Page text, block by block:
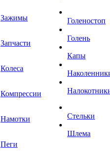
Зажимы
Запчасти
Колеса
Компрессии
Намотки
Пеги
Голеностоп
Голень
Капы
Стельки
Шлема